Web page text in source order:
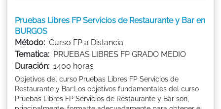
Pruebas Libres FP Servicios de Restaurante y Bar en
BURGOS
Método: Curso FP a Distancia
Tematica: PRUEBAS LIBRES FP GRADO MEDIO
Duración: 1400 horas
Objetivos del curso Pruebas Libres FP Servicios de
Restaurante y Bar:Los objetivos fundamentales del curso
Pruebas Libres FP Servicios de Restaurante y Bar son,